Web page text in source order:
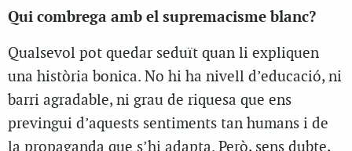
Qui combrega amb el supremacisme blanc?
Qualsevol pot quedar seduït quan li expliquen
una història bonica. No hi ha nivell d’educació, ni
barri agradable, ni grau de riquesa que ens
previngui d’aquests sentiments tan humans i de
la propaganda que s’hi adapta. Però, sens dubte,